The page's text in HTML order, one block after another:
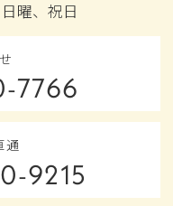
せ 】
プでスポーツ
にご注意を
曜、祝日
7766
通
9215